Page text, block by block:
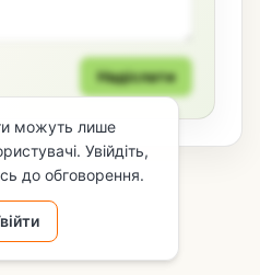
Надіслати
можуть лише
Увійдіть,
до обговорення.